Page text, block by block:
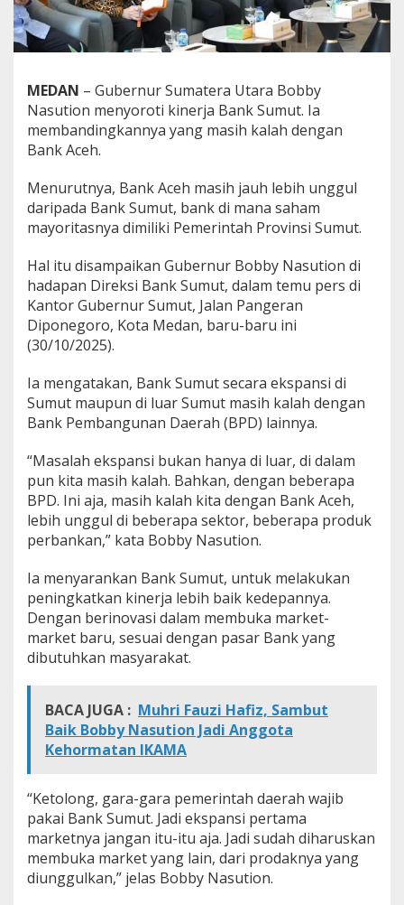
n
k
S
u
t
K
a
h
d
e
n
a
n
B
a
n
c
e
h
,
u
h
r
i
F
a
z
i
H
a
f
i
a
j
a
n
D
i
r
e
k
MEDAN – Gubernur Sumatera Utara Bobby
Nasution menyoroti kinerja Bank Sumut. Ia
membandingkannya yang masih kalah dengan
Bank Aceh.
Menurutnya, Bank Aceh masih jauh lebih unggul
daripada Bank Sumut, bank di mana saham
mayoritasnya dimiliki Pemerintah Provinsi Sumut.
Hal itu disampaikan Gubernur Bobby Nasution di
hadapan Direksi Bank Sumut, dalam temu pers di
Kantor Gubernur Sumut, Jalan Pangeran
Diponegoro, Kota Medan, baru-baru ini
(30/10/2025).
Ia mengatakan, Bank Sumut secara ekspansi di
Sumut maupun di luar Sumut masih kalah dengan
Bank Pembangunan Daerah (BPD) lainnya.
“Masalah ekspansi bukan hanya di luar, di dalam
pun kita masih kalah. Bahkan, dengan beberapa
BPD. Ini aja, masih kalah kita dengan Bank Aceh,
lebih unggul di beberapa sektor, beberapa produk
perbankan,” kata Bobby Nasution.
Ia menyarankan Bank Sumut, untuk melakukan
peningkatkan kinerja lebih baik kedepannya.
Dengan berinovasi dalam membuka market-
market baru, sesuai dengan pasar Bank yang
dibutuhkan masyarakat.
BACA JUGA : Muhri Fauzi Hafiz, Sambut
Baik Bobby Nasution Jadi Anggota
Kehormatan IKAMA
“Ketolong, gara-gara pemerintah daerah wajib
pakai Bank Sumut. Jadi ekspansi pertama
marketnya jangan itu-itu aja. Jadi sudah diharuskan
membuka market yang lain, dari prodaknya yang
diunggulkan,” jelas Bobby Nasution.